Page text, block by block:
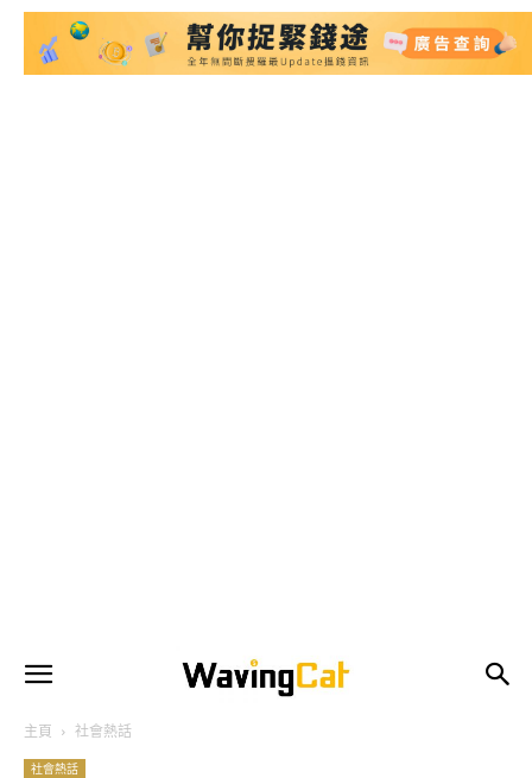
主頁 社會熱話
社會熱話